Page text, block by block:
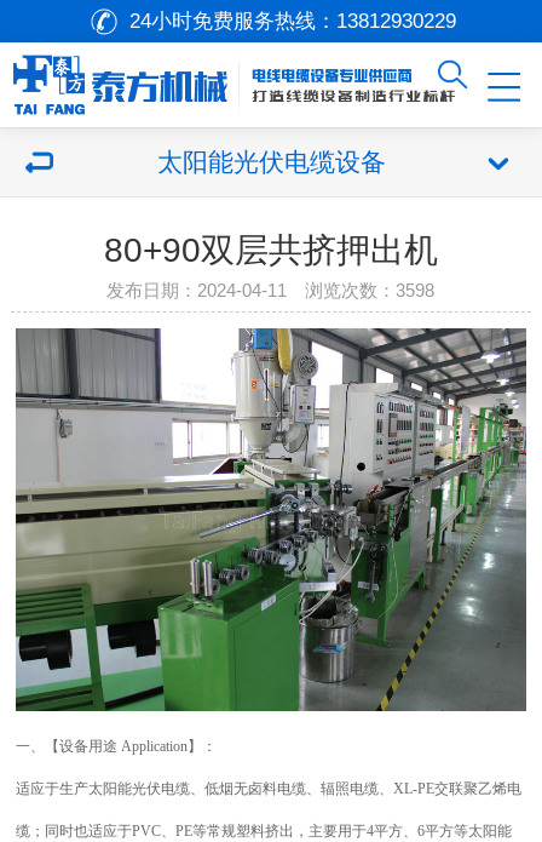
24小时免费服务热线： 13812930229
太阳能光伏电缆设备
80+90双层共挤押出机
发布日期：2024-04-11 浏览次数：3598
一、 【设备用途 Application】：
适应于生产太阳能光伏电缆、低烟无卤料电缆、辐照电缆、XL-PE交联聚乙烯电
缆；同时也适应于PVC、PE等常规塑料挤出，主要用于4平方、6平方等太阳能